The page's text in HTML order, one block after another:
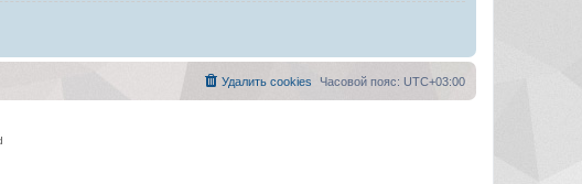
Часовой пояс: UTC+03:00
Удалить cookies